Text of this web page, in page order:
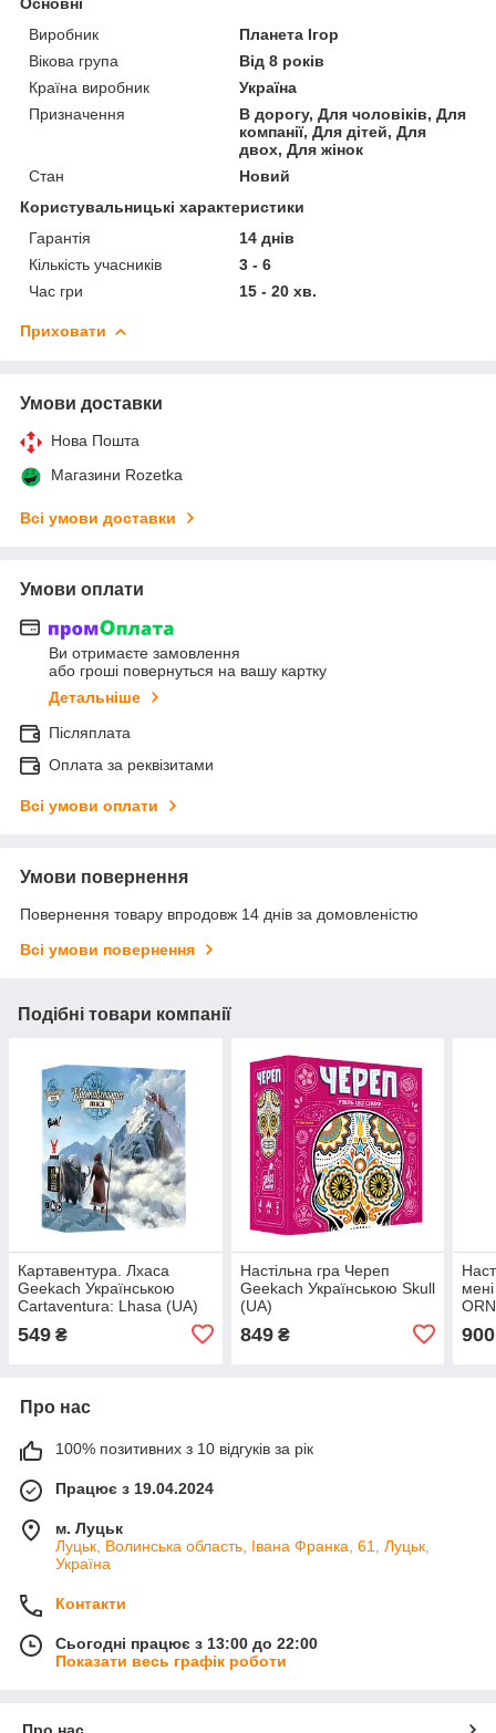
Виробник
Планета Ігор
Вікова група
Від 8 років
Країна виробник
Україна
Призначення
В дорогу, Для чоловіків, Для
компанії, Для дітей, Для
двох, Для жінок
Стан
Новий
Користувальницькі характеристики
Гарантія
14 днів
Кількість учасників
3 - 6
Час гри
15 - 20 хв.
Приховати
Умови доставки
Нова Пошта
Магазини Rozetka
Всі умови доставки
Умови оплати
Ви отримаєте замовлення
або гроші повернуться на вашу картку
Детальніше
Післяплата
Оплата за реквізитами
Всі умови оплати
Умови повернення
Повернення товару впродовж 14 днів за домовленістю
Всі умови повернення
Подібні товари компанії
Картавентура. Лхаса
Geekach Українською
Cartaventura: Lhasa (UA)
549 ₴
Настільна гра Череп
Geekach Українською Skull
(UA)
849₴ 900
Про нас
100% позитивних з 10 відгуків за рік
Працює з 19.04.2024
м. Луцьк
Луцьк, Волинська область, Івана Франка, 61, Луцьк,
Україна
Контакти
Сьогодні працює з 13:00 до 22:00
Показати весь графік роботи